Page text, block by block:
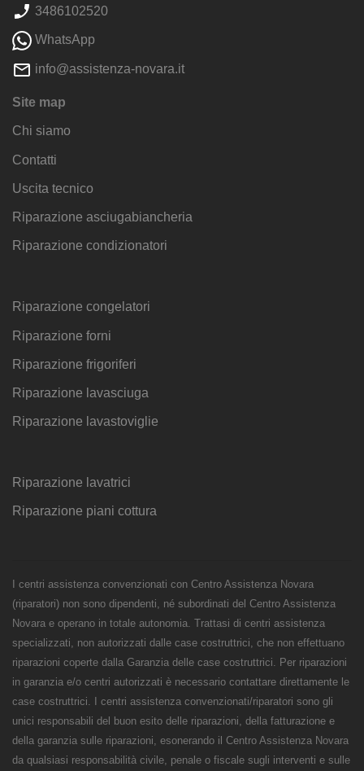
3486102520
WhatsApp
info@assistenza-novara.it
Site map
Chi siamo
Contatti
Uscita tecnico
Riparazione asciugabiancheria
Riparazione condizionatori
Riparazione congelatori
Riparazione forni
Riparazione frigoriferi
Riparazione lavasciuga
Riparazione lavastoviglie
Riparazione lavatrici
Riparazione piani cottura
I centri assistenza convenzionati con Centro Assistenza Novara
(riparatori) non sono dipendenti, né subordinati del Centro Assistenza
Novara e operano in totale autonomia. Trattasi di centri assistenza
specializzati, non autorizzati dalle case costruttrici, che non effettuano
riparazioni coperte dalla Garanzia delle case costruttrici. Per riparazioni
in garanzia e/o centri autorizzati è necessario contattare direttamente le
case costruttrici. I centri assistenza convenzionati/riparatori sono gli
unici responsabili del buon esito delle riparazioni, della fatturazione e
della garanzia sulle riparazioni, esonerando il Centro Assistenza Novara
da qualsiasi responsabilità civile, penale o fiscale sugli interventi e sulle